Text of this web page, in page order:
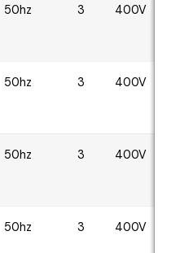
50hz 3 400V
50hz 3 400V
50hz 3 400V
50hz 3 400V